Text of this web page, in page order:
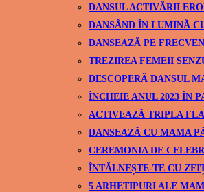
DANSUL ACTIVĂRII
DANSÂND ÎN LUMINĂ
DANSEAZĂ PE
TREZIREA FEMEII
DESCOPERĂ DANSUL
ÎNCHEIE ANUL 2023 ÎN
ACTIVEAZĂ TRIPLA
DANSEAZĂ CU MAMA
CEREMONIA DE
ÎNTĂLNEȘTE-TE CU
5 ARHETIPURI ALE